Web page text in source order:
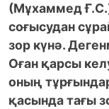
(Мұхаммед
соғысудан
зор күнә.
Оған қарсы
оның
қасында тағы